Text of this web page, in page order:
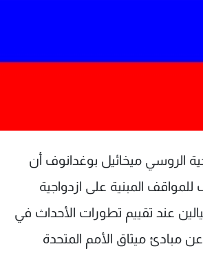
الروسي ميخائيل بوغدانوف أن
المبنية على ازدواجية
عند تقييم تطورات الأحداث في
مبادئ ميثاق الأمم المتحدة
تواصل معنا
سياسة الخصوصية